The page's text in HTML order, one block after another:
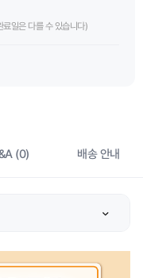
료일은 다를 수 있습니다)
(0) 배송 안내